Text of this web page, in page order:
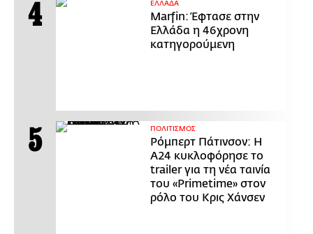
ΕΛΛΑΔΑ
Marfin: Έφτασε στην
Ελλάδα η 46χρονη
κατηγορούμενη
ΠΟΛΙΤΙΣΜΟΣ
Ρόμπερτ Πάτινσον: Η
Α24 κυκλοφόρησε το
trailer για τη νέα ταινία
του «Primetime» στον
ρόλο του Κρις Χάνσεν